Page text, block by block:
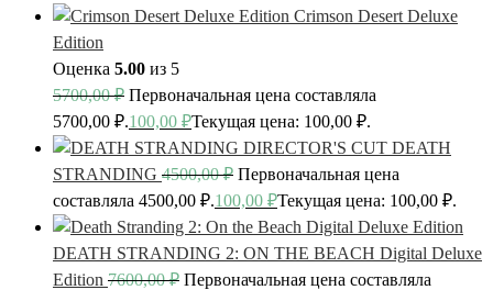
Crimson Desert Deluxe
Edition
Оценка 5.00 из 5
5700,00₽ Первоначальная цена составляла
5700,00 ₽.100,00 ₽Текущая цена: 100,00 ₽.
DEATH
STRANDING 4500,00₽ Первоначальная цена
составляла 4500,00 ₽.100,00 ₽Текущая цена: 100,00 ₽.
DEATH STRANDING 2: ON THE BEACH Digital Deluxe
Edition 7600,00₽ Первоначальная цена составляла